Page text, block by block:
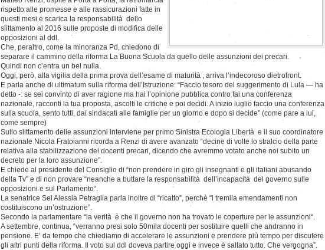
rispetto alle promesse e alle rassicurazioni fatte in
questi mesi e scarica la responsabilità dello
slittamento al 2016 sulle proposte di modifica delle
opposizioni al ddl.
Che, peraltro, come la minoranza Pd, chiedono di
separare il cammino della riforma La Buona Scuola da quello delle assunzioni dei precari.
Quindi non c’entra un bel nulla.
Oggi, però, alla vigilia della prima prova dell’esame di maturità , arriva l’indecoroso dietrofront.
E parla anche di ultimatum sulla riforma dell’Istruzione: “Faccio tesoro del suggerimento di Lula — ha
detto -: se sei convinto di aver ragione ma hai l’opinione pubblica contro fai una conferenza
nazionale, racconti la tua proposta, ascolti le critiche e poi decidi. A inizio luglio faccio una conferenza
sulla scuola, sento tutti, dai sindacati alle famiglie per un giorno e dopo si decide” (come pare a lui,
come sempre)
Sullo slittamento delle assunzioni interviene per primo Sinistra Ecologia Libertà e il suo coordinatore
nazionale Nicola Fratoianni ricorda a Renzi di avere avanzato “decine di volte lo stralcio della parte
relativa alla stabilizzazione dei docenti precari, dicendo che avremmo votato anche noi subito un
decreto per la loro assunzione”.
E chiede al presidente del Consiglio di “non prendere in giro gli insegnanti e gli italiani abusando
della Tv” e di non provare “neanche a buttare la responsabilità dell’incapacità del governo sulle
opposizioni e sul Parlamento“.
La senatrice Sel Alessia Petraglia parla inoltre di “ricatto”, perchè “i tremila emendamenti non
costituiscono un’ostruzione”.
Secondo la parlamentare “la verità è che il governo non ha trovato le coperture per le assunzioni“.
A settembre, continua, “verranno presi solo 50mila docenti per sostituire quelli che andranno in
pensione. E’ da tempo che chiediamo di accelerare le assunzioni e prendere più tempo per discutere
gli altri punti della riforma. Il voto sul ddl doveva partire oggi e invece è saltato tutto. Che vergogna”.